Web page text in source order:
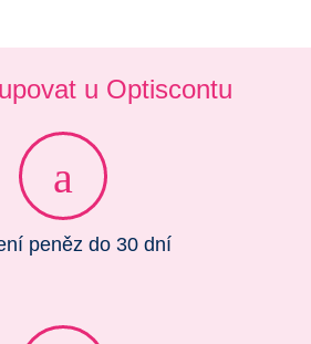
u Optiscontu
peněz do 30 dní